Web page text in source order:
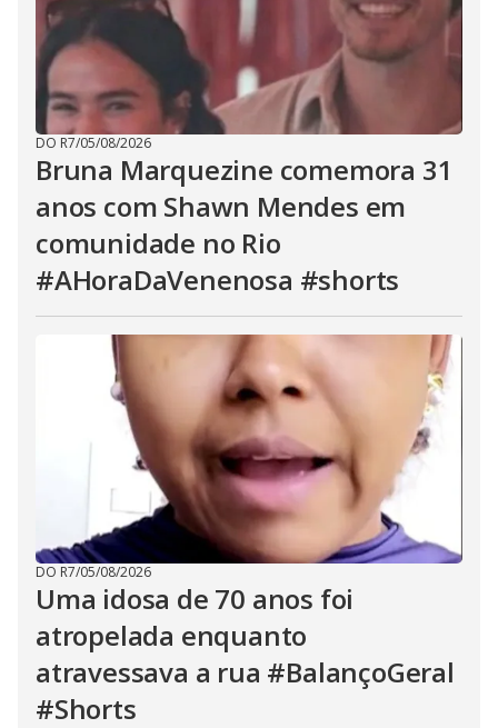
DO R7/05/08/2026
Bruna Marquezine comemora 31
anos com Shawn Mendes em
comunidade no Rio
#AHoraDaVenenosa #shorts
DO R7/05/08/2026
Uma idosa de 70 anos foi
atropelada enquanto
atravessava a rua #BalançoGeral
#Shorts